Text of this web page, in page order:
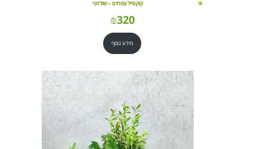
קוקטייל צמחים – שולחני
₪320
מידע נוסף